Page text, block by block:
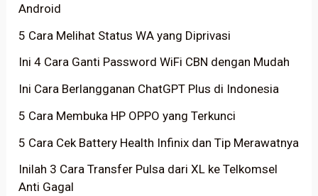
Android
5 Cara Melihat Status WA yang Diprivasi
Ini 4 Cara Ganti Password WiFi CBN dengan Mudah
Ini Cara Berlangganan ChatGPT Plus di Indonesia
5 Cara Membuka HP OPPO yang Terkunci
5 Cara Cek Battery Health Infinix dan Tip Merawatnya
Inilah 3 Cara Transfer Pulsa dari XL ke Telkomsel
Anti Gagal